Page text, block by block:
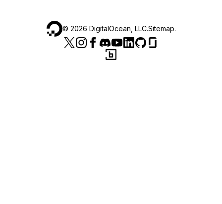
© 2026 DigitalOcean, LLC.Sitemap.